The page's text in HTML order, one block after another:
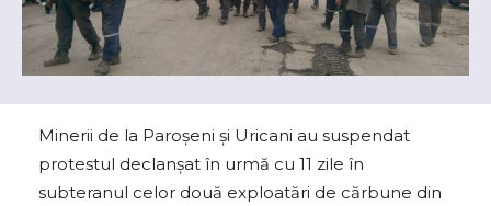
Minerii de la Paroşeni şi Uricani au suspendat
protestul declanşat în urmă cu 11 zile în
subteranul celor două exploatări de cărbune din